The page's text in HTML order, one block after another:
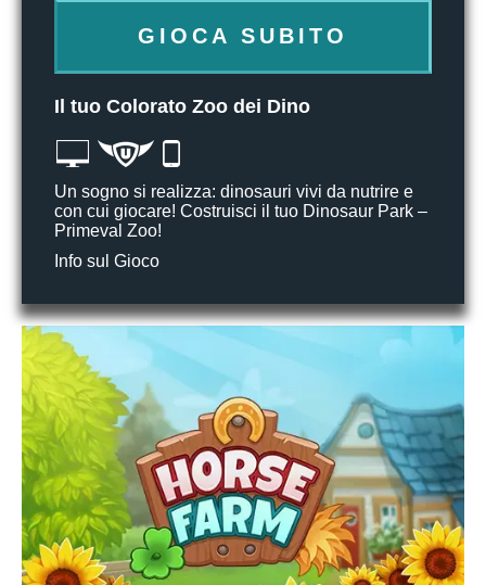
GIOCA SUBITO
Il tuo Colorato Zoo dei Dino
Un sogno si realizza: dinosauri vivi da nutrire e
con cui giocare! Costruisci il tuo Dinosaur Park –
Primeval Zoo!
Info sul Gioco